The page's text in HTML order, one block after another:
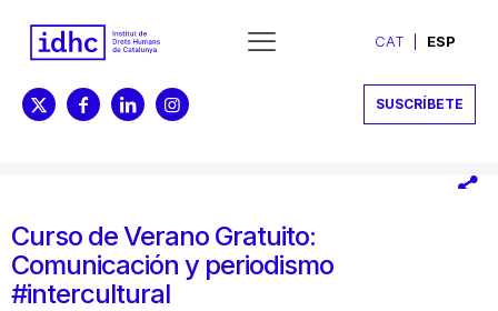
CAT ESP
SUSCRÍBETE
Curso de Verano Gratuito:
Comunicación y periodismo
#intercultural